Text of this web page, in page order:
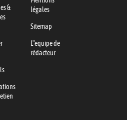
&
légales
Sitemap
L"equipe de
rédacteur